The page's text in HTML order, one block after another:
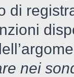
di
nei